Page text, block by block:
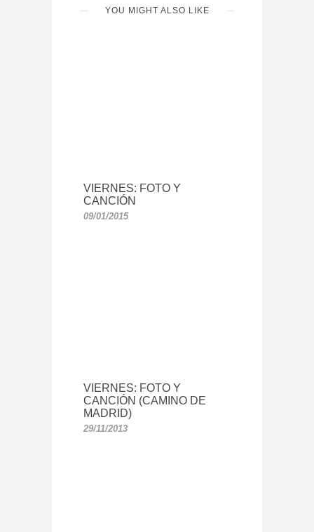
YOU MIGHT ALSO LIKE
VIERNES: FOTO Y
CANCIÓN
09/01/2015
VIERNES: FOTO Y
CANCIÓN (CAMINO DE
MADRID)
29/11/2013